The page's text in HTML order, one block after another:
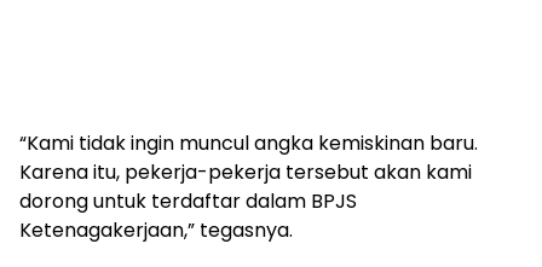
“Kami tidak ingin muncul angka kemiskinan baru.
Karena itu, pekerja-pekerja tersebut akan kami
dorong untuk terdaftar dalam BPJS
Ketenagakerjaan,” tegasnya.